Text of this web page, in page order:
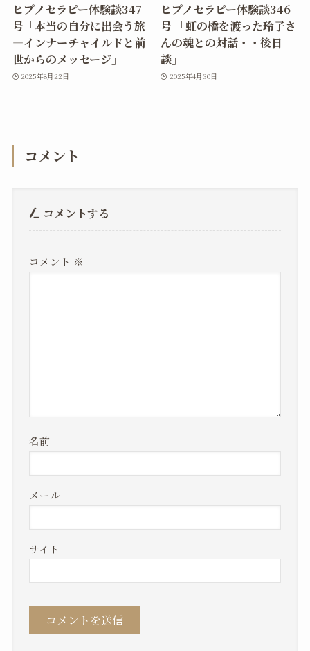
ヒプノセラピー体験談347
号「本当の自分に出会う旅
―インナーチャイルドと前
世からのメッセージ」
2025年8月22日
ヒプノセラピー体験談346
号 「虹の橋を渡った玲子さ
んの魂との対話・・後日
談」
2025年4月30日
コメント
コメントする
コメント ※
名前
メール
サイト